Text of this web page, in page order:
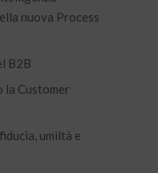
nuova Process
B2B
la Customer
umiltà e